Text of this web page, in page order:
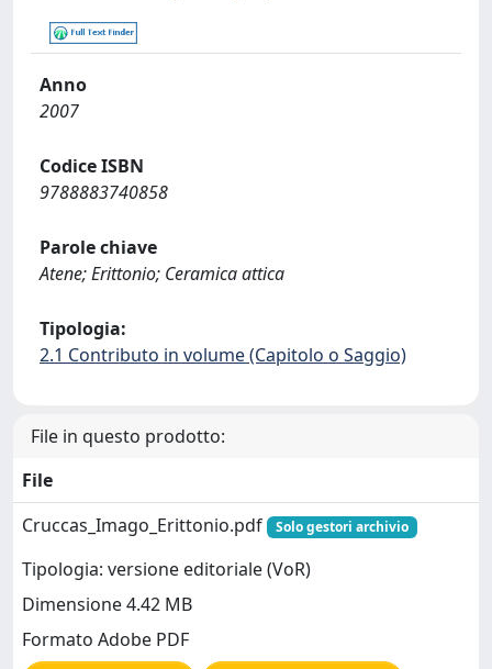
Anno
2007
Codice ISBN
9788883740858
Parole chiave
Atene; Erittonio; Ceramica attica
Tipologia:
2.1 Contributo in volume (Capitolo o Saggio)
File in questo prodotto:
File
Cruccas_Imago_Erittonio.pdf
Solo gestori archivio
Tipologia: versione editoriale (VoR)
Dimensione 4.42 MB
Formato Adobe PDF